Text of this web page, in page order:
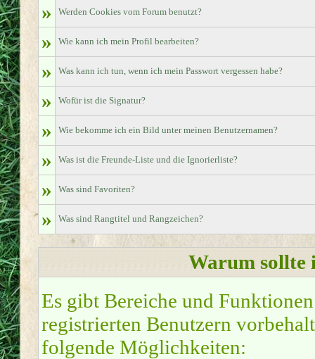
» Werden Cookies vom Forum benutzt?
» Wie kann ich mein Profil bearbeiten?
» Was kann ich tun, wenn ich mein Passwort vergessen habe?
» Wofür ist die Signatur?
» Wie bekomme ich ein Bild unter meinen Benutzernamen?
» Was ist die Freunde-Liste und die Ignorierliste?
» Was sind Favoriten?
» Was sind Rangtitel und Rangzeichen?
Warum sollte
Es gibt Bereiche und
registrierten Benutzern
folgende Möglichkeiten: